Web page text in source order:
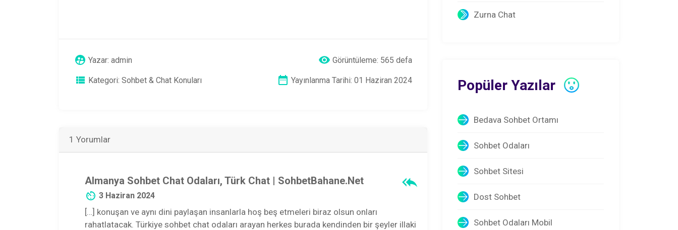
Zurna Chat
Popüler Yazılar
Bedava Sohbet Ortamı
Sohbet Odaları
Sohbet Sitesi
Dost Sohbet
Sohbet Odaları Mobil
Yazar: admin Görüntüleme: 565 defa
Kategori: Sohbet & Chat Konuları Yayınlanma Tarihi: 01 Haziran 2024
1 Yorumlar
Almanya Sohbet Chat Odaları, Türk Chat | SohbetBahane.Net
3 Haziran 2024
[…] konuşan ve aynı dini paylaşan insanlarla hoş beş etmeleri biraz olsun onları
rahatlatacak. Türkiye sohbet chat odaları arayan herkes burada kendinden bir şeyler illaki